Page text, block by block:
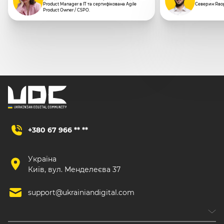
Product Manager в IT та сертифікована Agile
Product Owner / CSPO.
Северин
+380 67 966 ** **
Україна
Київ, вул. Менделеєва 37
support@ukrainiandigital.com